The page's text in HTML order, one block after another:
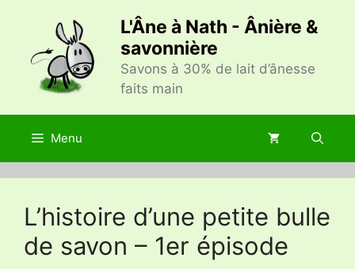
contenu
L'Âne à Nath - Ânière &
savonnière
Savons à 30% de lait d’ânesse
faits main
Menu
L’histoire d’une petite bulle
de savon – 1er épisode